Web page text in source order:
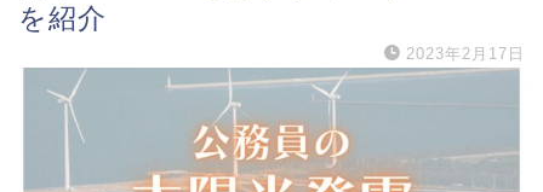
を紹介
2023年2月17日